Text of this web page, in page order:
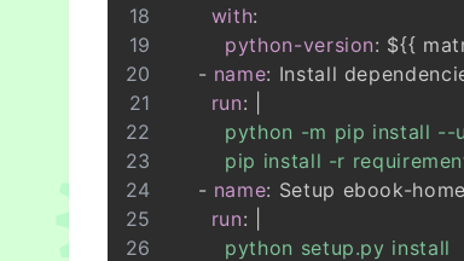
with:
python-version: ${{
- name:
run:
pip install -r
- name: Setup ebook-
run:
        python setup.py install